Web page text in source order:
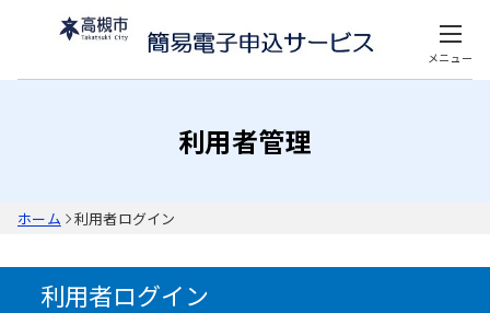
メニュー
利用者管理
ホーム 利用者ログイン
利用者ログイン